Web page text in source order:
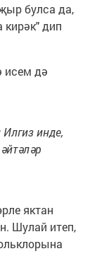
булса да,
дип
исем дә
инде,
яктан
Шулай итеп,